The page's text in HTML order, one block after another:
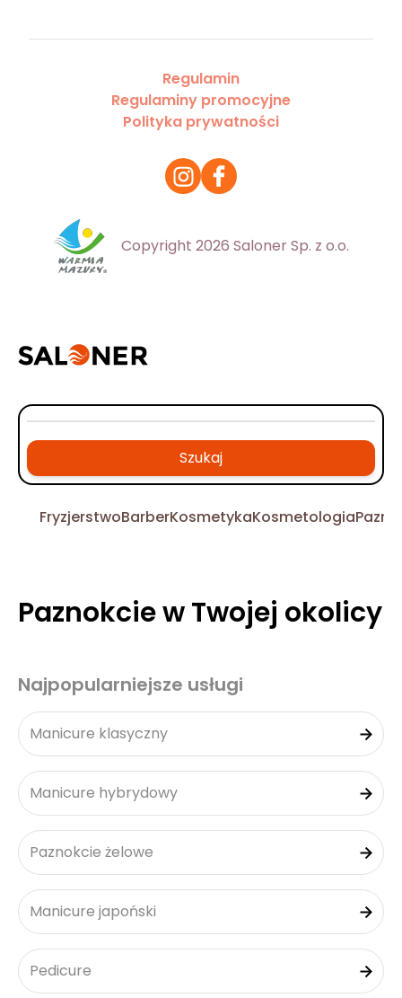
Regulamin
Regulaminy promocyjne
Polityka prywatności
Copyright 2026 Saloner Sp. z o.o.
Szukaj
FryzjerstwoBarberKosmetykaKosmetologia
Paznokcie w Twojej okolicy
Najpopularniejsze usługi
Manicure klasyczny
Manicure hybrydowy
Paznokcie żelowe
Manicure japoński
Pedicure